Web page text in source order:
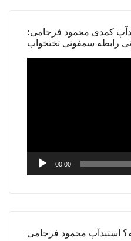
کمدی محمود فرجامی:
رابطه سمفونی تختخواب
00:00
استندآپ محمود فرجامی